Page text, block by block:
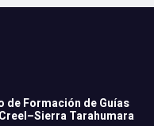
de Formación de Guías
Tarahumara